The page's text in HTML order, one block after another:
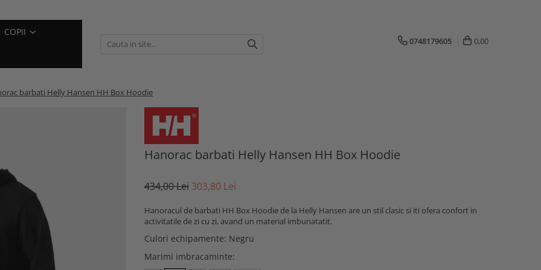
COPII
0748179605 0,00
barbati Helly Hansen HH Box Hoodie
Hanorac barbati Helly Hansen HH Box Hoodie
434,00 Lei 303,80 Lei
Hanoracul de barbati HH Box Hoodie de la Helly Hansen are un stil clasic si iti ofera confort in
activitatile de zi cu zi, avand un material imbunatatit.
Culori echipamente: Negru
Marimi imbracaminte: